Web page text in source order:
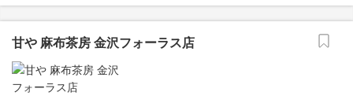
甘や 麻布茶房 金沢フォーラス店